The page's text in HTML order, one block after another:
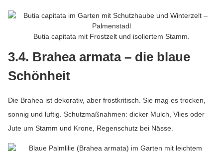
Butia capitata mit Frostzelt und isoliertem Stamm.
3.4. Brahea armata – die blaue
Schönheit
Die Brahea ist dekorativ, aber frostkritisch. Sie mag es trocken,
sonnig und luftig. Schutzmaßnahmen: dicker Mulch, Vlies oder
Jute um Stamm und Krone, Regenschutz bei Nässe.